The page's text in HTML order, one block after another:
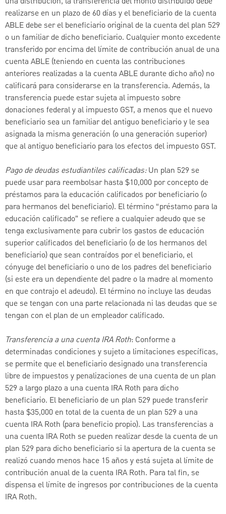
realizarse en un plazo de 60 días y el beneficiario de la cuenta
ABLE debe ser el beneficiario original de la cuenta del plan 529
o un familiar de dicho beneficiario. Cualquier monto excedente
transferido por encima del límite de contribución anual de una
cuenta ABLE (teniendo en cuenta las contribuciones
anteriores realizadas a la cuenta ABLE durante dicho año) no
calificará para considerarse en la transferencia. Además, la
transferencia puede estar sujeta al impuesto sobre
donaciones federal y al impuesto GST, a menos que el nuevo
beneficiario sea un familiar del antiguo beneficiario y le sea
asignada la misma generación (o una generación superior)
que al antiguo beneficiario para los efectos del impuesto GST.
Pago de deudas estudiantiles calificadas:Un plan 529 se
puede usar para reembolsar hasta $10,000 por concepto de
préstamos para la educación calificados por beneficiario (o
para hermanos del beneficiario). El término “préstamo para la
educación calificado” se refiere a cualquier adeudo que se
tenga exclusivamente para cubrir los gastos de educación
superior calificados del beneficiario (o de los hermanos del
beneficiario) que sean contraídos por el beneficiario, el
cónyuge del beneficiario o uno de los padres del beneficiario
(si este era un dependiente del padre o la madre al momento
en que contrajo el adeudo). El término no incluye las deudas
que se tengan con una parte relacionada ni las deudas que se
tengan con el plan de un empleador calificado.
Transferencia a una cuenta IRA Roth: Conforme a
determinadas condiciones y sujeto a limitaciones específicas,
se permite que el beneficiario designado una transferencia
libre de impuestos y penalizaciones de una cuenta de un plan
529 a largo plazo a una cuenta IRA Roth para dicho
beneficiario. El beneficiario de un plan 529 puede transferir
hasta $35,000 en total de la cuenta de un plan 529 a una
cuenta IRA Roth (para beneficio propio). Las transferencias a
una cuenta IRA Roth se pueden realizar desde la cuenta de un
plan 529 para dicho beneficiario si la apertura de la cuenta se
realizó cuando menos hace 15 años y está sujeta al límite de
contribución anual de la cuenta IRA Roth. Para tal fin, se
dispensa el límite de ingresos por contribuciones de la cuenta
IRA Roth.